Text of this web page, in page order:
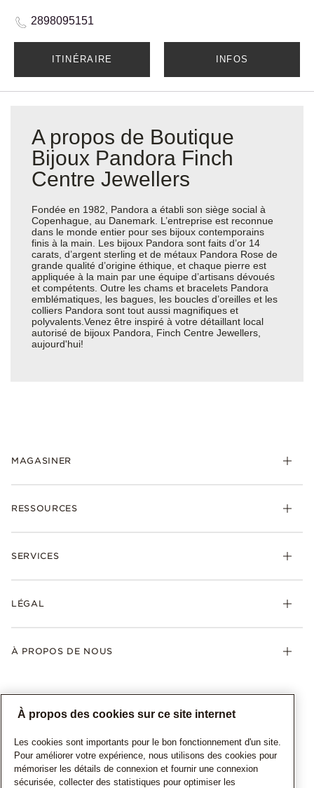
2898095151
ITINÉRAIRE INFOS
A propos de Boutique
Bijoux Pandora Finch
Centre Jewellers
Fondée en 1982, Pandora a établi son siège social à
Copenhague, au Danemark. L’entreprise est reconnue
dans le monde entier pour ses bijoux contemporains
finis à la main. Les bijoux Pandora sont faits d’or 14
carats, d’argent sterling et de métaux Pandora Rose de
grande qualité d’origine éthique, et chaque pierre est
appliquée à la main par une équipe d’artisans dévoués
et compétents. Outre les chams et bracelets Pandora
emblématiques, les bagues, les boucles d’oreilles et les
colliers Pandora sont tout aussi magnifiques et
polyvalents.Venez être inspiré à votre détaillant local
autorisé de bijoux Pandora, Finch Centre Jewellers,
aujourd'hui!
MAGASINER
RESSOURCES
SERVICES
LÉGAL
À PROPOS DE NOUS
CANADA Français
À propos des cookies sur ce site internet
Les cookies sont importants pour le bon fonctionnement d'un site.
Pour améliorer votre expérience, nous utilisons des cookies pour
mémoriser les détails de connexion et fournir une connexion
sécurisée, collecter des statistiques pour optimiser les